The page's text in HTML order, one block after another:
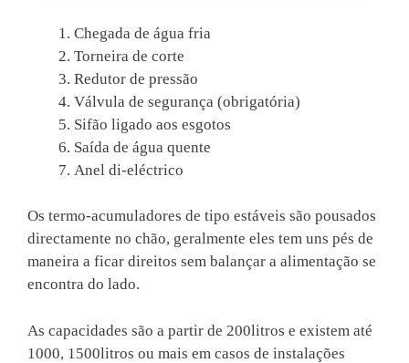
Chegada de água fria
Torneira de corte
Redutor de pressão
Válvula de segurança (obrigatória)
Sifão ligado aos esgotos
Saída de água quente
Anel di-eléctrico
Os termo-acumuladores de tipo estáveis são pousados
directamente no chão, geralmente eles tem uns pés de
maneira a ficar direitos sem balançar a alimentação se
encontra do lado.
As capacidades são a partir de 200litros e existem até
1000, 1500litros ou mais em casos de instalações